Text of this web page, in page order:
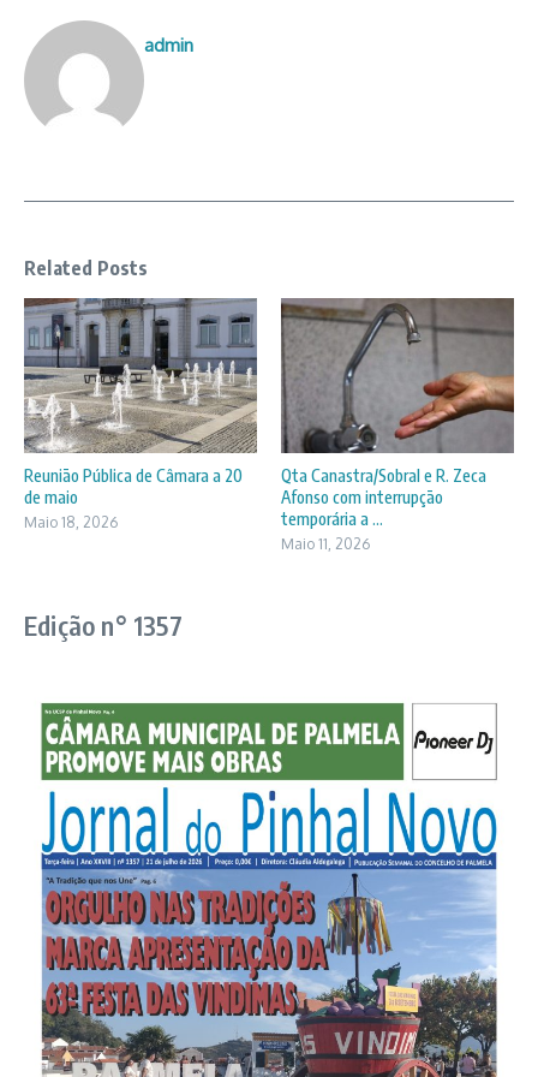
admin
Related Posts
Reunião Pública de Câmara a 20
de maio
Maio 18, 2026
Qta Canastra/Sobral e R. Zeca
Afonso com interrupção
temporária a ...
Maio 11, 2026
Edição n° 1357